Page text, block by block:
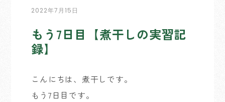
2022年7月15日
もう7日目【煮干しの実習記
録】
こんにちは、煮干しです。
もう7日目です。